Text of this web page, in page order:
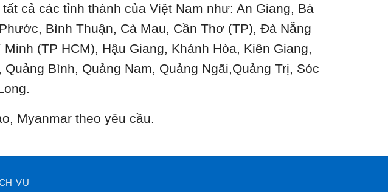
cả các tỉnh thành của Việt Nam như: An Giang, Bà
Bình Thuận, Cà Mau, Cần Thơ (TP), Đà Nẵng
(TP HCM), Hậu Giang, Khánh Hòa, Kiên Giang,
Bình, Quảng Nam, Quảng Ngãi,Quảng Trị, Sóc
Myanmar theo yêu cầu.
VỤ